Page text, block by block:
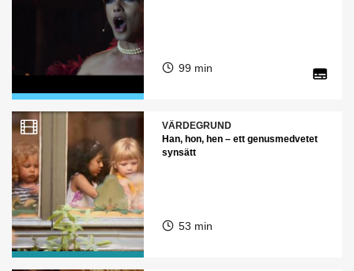
99 min
VÄRDEGRUND
Han, hon, hen – ett genusmedvetet
synsätt
53 min